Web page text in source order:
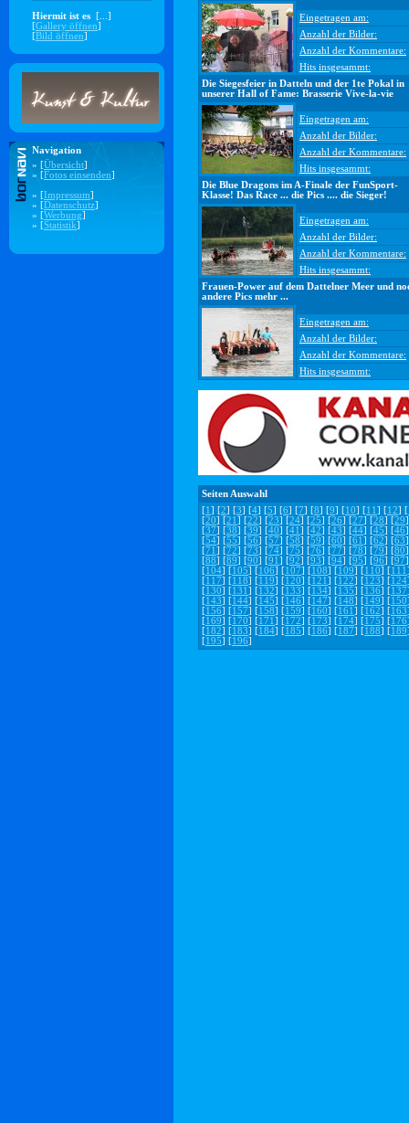
Hiermit ist es
[...]
[Gallery öffnen]
[Bild öffnen]
Navigation
» [Übersicht]
» [Fotos einsenden]
» [Impressum]
» [Datenschutz]
» [Werbung]
» [Statistik]
Eingetragen am:
Anzahl der Bilder:
Anzahl der Kommentare:
Hits insgesammt:
Die Siegesfeier in Datteln und der 1te Pokal in
unserer Hall of Fame: Brasserie Vive-la-vie
Eingetragen am:
Anzahl der Bilder:
Anzahl der Kommentare:
Hits insgesammt:
Die Blue Dragons im A-Finale der FunSport-
Klasse! Das Race ... die Pics .... die Sieger!
Eingetragen am:
Anzahl der Bilder:
Anzahl der Kommentare:
Hits insgesammt:
Frauen-Power auf dem Dattelner Meer und
andere Pics mehr ...
Eingetragen am:
Anzahl der Bilder:
Anzahl der Kommentare:
Hits insgesammt:
Seiten Auswahl
[1 ] [2] [3] [4] [5] [6] [7] [8] [9] [10] [11 ] [12] [
[20] [21 ] [22] [23] [24] [25] [26] [27] [28] [29
[37] [38] [39] [40] [41 ] [42] [43] [44] [45] [46
[54] [55] [56] [57] [58] [59] [60] [61 ] [62] [63
[71 ] [72] [73] [74] [75] [76] [77] [78] [79] [80
[88] [89] [90] [91 ] [92] [93] [94] [95] [96] [97
[104] [105] [106] [107] [108] [109] [110] [111
[117] [118] [119] [120] [121 ] [122] [123] [124
[130] [131 ] [132] [133] [134] [135] [136] [137
[143] [144] [145] [146] [147] [148] [149] [150
[156] [157] [158] [159] [160] [161 ] [162] [163
[169] [170] [171 ] [172] [173] [174] [175] [176
[182] [183] [184] [185] [186] [187] [188] [189
[195] [196]